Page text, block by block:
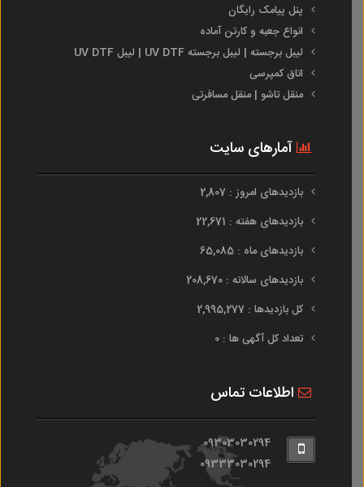
پنل پیامک رایگان
انواع جعبه و کارتن آماده
لیبل برجسته | لیبل برجسته UV DTF | لیبل UV DTF
اتاق کمپرسی
منقل تاشو | منقل مسافرتی
آمارهای سایت
بازدیدهای امروز : 2,807
بازدیدهای هفته : 22,671
بازدیدهای ماه : 65,085
بازدیدهای سالانه : 208,670
کل بازدیدها : 2,995,277
تعداد کل آگهی ها : 0
اطلاعات تماس
09303030294
09333030294